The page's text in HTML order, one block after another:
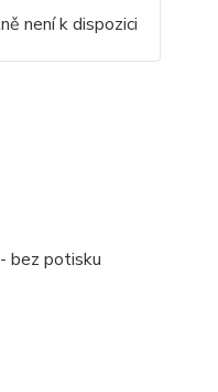
není k dispozici
bez potisku